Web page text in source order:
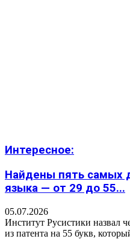
Интересное:
Найдены пять самых
языка — от 29 до 55...
05.07.2026
Институт Русистики назвал
из патента на 55 букв,